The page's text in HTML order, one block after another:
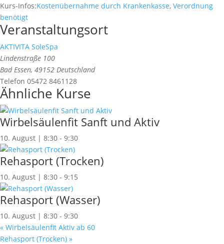
Kurs-Infos:Kostenübernahme durch Krankenkasse, Verordnung
benötigt
Veranstaltungsort
AKTIVITA SoleSpa
Lindenstraße 100
Bad Essen, 49152 Deutschland
Telefon 05472 8461128
Ähnliche Kurse
Wirbelsäulenfit Sanft und Aktiv
10. August | 8:30 - 9:30
Rehasport (Trocken)
10. August | 8:30 - 9:15
Rehasport (Wasser)
10. August | 8:30 - 9:30
« Wirbelsäulenfit Aktiv ab 60
Rehasport (Trocken) »